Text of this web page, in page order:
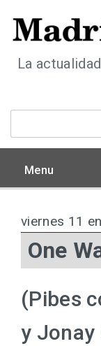
La
Menu
viernes 11
One
(Pibes
y Jonay